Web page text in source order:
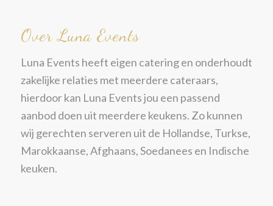
Over Luna Events
Luna Events heeft eigen catering en onderhoudt
zakelijke relaties met meerdere cateraars,
hierdoor kan Luna Events jou een passend
aanbod doen uit meerdere keukens. Zo kunnen
wij gerechten serveren uit de Hollandse, Turkse,
Marokkaanse, Afghaans, Soedanees en Indische
keuken.